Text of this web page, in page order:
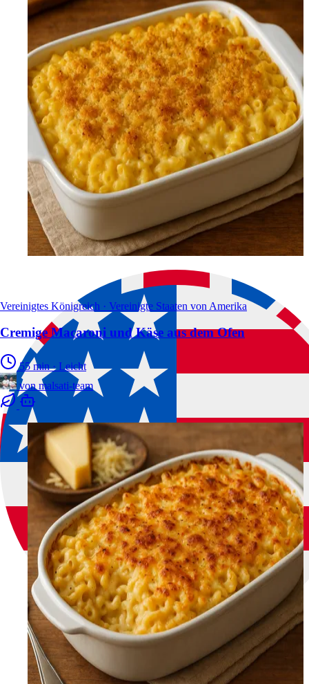
Vereinigtes Königreich · Vereinigte Staaten von Amerika
Cremige Macaroni und Käse aus dem Ofen
55 min · Leicht
von malsati-team